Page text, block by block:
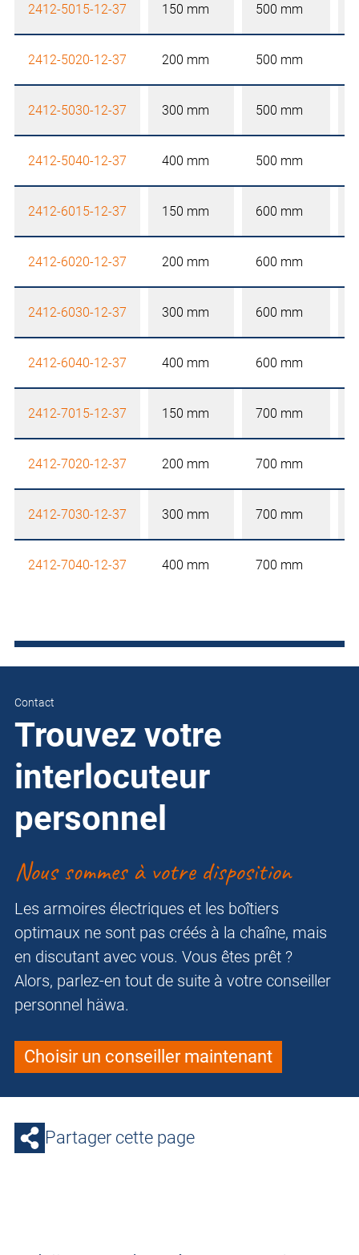
2412-5015-12-37 150 mm 500 mm
2412-5020-12-37 200 mm 500 mm
2412-5030-12-37 300 mm 500 mm
2412-5040-12-37 400 mm 500 mm
2412-6015-12-37 150 mm 600 mm
2412-6020-12-37 200 mm 600 mm
2412-6030-12-37 300 mm 600 mm
2412-6040-12-37 400 mm 600 mm
2412-7015-12-37 150 mm 700 mm
2412-7020-12-37 200 mm 700 mm
2412-7030-12-37 300 mm 700 mm
2412-7040-12-37 400 mm 700 mm
Contact
Trouvez votre
interlocuteur
personnel
Nous sommes à votre disposition
Les armoires électriques et les boîtiers
optimaux ne sont pas créés à la chaîne, mais
en discutant avec vous. Vous êtes prêt ?
Alors, parlez-en tout de suite à votre conseiller
personnel häwa.
Choisir un conseiller maintenant
Partager cette page